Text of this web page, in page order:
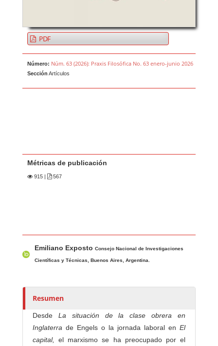
PDF
Número: Núm. 63 (2026): Praxis Filosófica No. 63 enero-junio 2026
Sección Artículos
Métricas de publicación
915 | 567
u
r
s
Emiliano ExpostoConsejo Nacional de Investigaciones
Científicas y Técnicas, Buenos Aires, Argentina.
Resumen
DesdeLa situación de la clase obrera en
Inglaterra de Engels o la jornada laboral en El
capital,
el marxismo se ha preocupado por el